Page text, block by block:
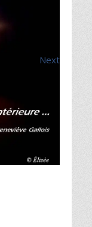
Next